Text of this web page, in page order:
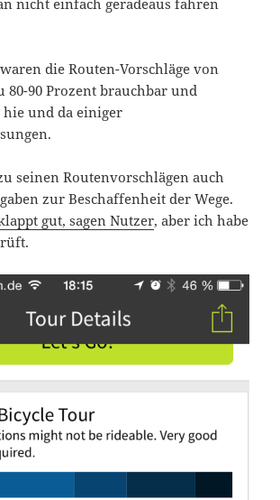
nicht einfach geradeaus fahren
die Routen-Vorschläge von
80-90 Prozent brauchbar und
und da einiger
seinen Routenvorschlägen auch
zur Beschaffenheit der Wege.
gut, sagen Nutzer, aber ich habe